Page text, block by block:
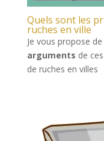
Quels sont les
ruches en ville
Je vous propose
arguments de
de ruches en villes